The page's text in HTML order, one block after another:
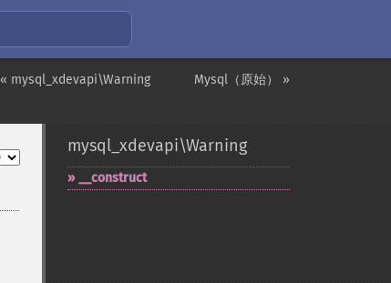
Mysql（原始） »
« mysql_xdevapi\Warning
mysql_xdevapi\Warning
_​_​construct